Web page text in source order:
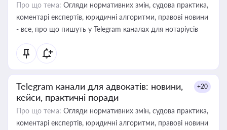
Про що тема: Огляди нормативних змін, судова практика,
коментарі експертів, юридичні алгоритми, правові новини
- все, про що пишуть у Telegram каналах для нотаріусів
Telegram канали для адвокатів: новини,
кейси, практичні поради
+20
Про що тема: Огляди нормативних змін, судова практика,
коментарі експертів, юридичні алгоритми, правові новини